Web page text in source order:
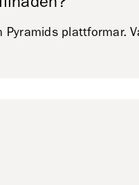
plattformar.